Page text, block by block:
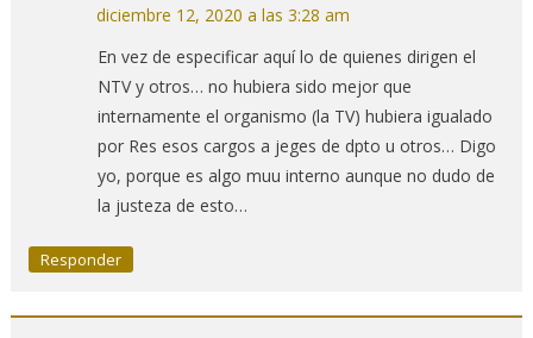
diciembre 12, 2020 a las 3:28 am
En vez de especificar aquí lo de quienes dirigen el
NTV y otros… no hubiera sido mejor que
internamente el organismo (la TV) hubiera igualado
por Res esos cargos a jeges de dpto u otros… Digo
yo, porque es algo muu interno aunque no dudo de
la justeza de esto…
Responder